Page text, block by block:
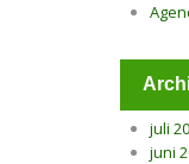
juli
juni